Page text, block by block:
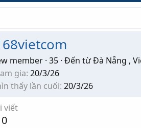
member · 35 · Đến từĐà Nẵng ,
gia 20/3/26
thấy lần cuối 20/3/26
viết
0